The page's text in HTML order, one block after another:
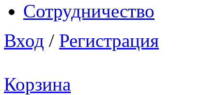
Сотрудничество
Вход / Регистрация
Корзина